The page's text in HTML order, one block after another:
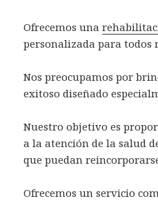
Ofrecemos una
personalizada para todos
Nos preocupamos por
exitoso diseñado
Nuestro objetivo es
a la atención de la salud
que puedan
Ofrecemos un servicio